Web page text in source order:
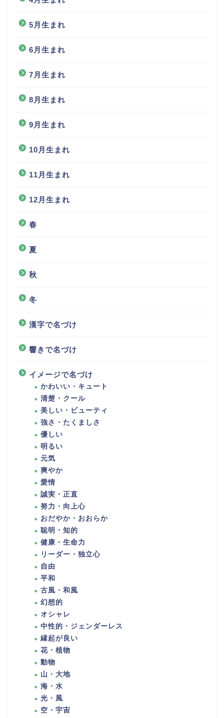
5月生まれ
6月生まれ
7月生まれ
8月生まれ
9月生まれ
10月生まれ
11月生まれ
12月生まれ
春
夏
秋
冬
漢字で名づけ
響きで名づけ
イメージで名づけ
かわいい・キュート
清楚・クール
美しい・ビューティ
強さ・たくましさ
優しい
明るい
元気
爽やか
愛情
誠実・正直
努力・向上心
おだやか・おおらか
聡明・知的
健康・生命力
リーダー・独立心
自由
平和
古風・和風
幻想的
オシャレ
中性的・ジェンダーレス
縁起が良い
花・植物
動物
山・大地
海・水
光・風
空・宇宙